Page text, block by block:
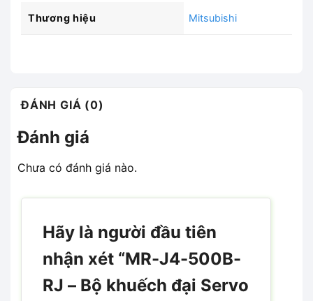
Thương hiệu Mitsubishi
ĐÁNH GIÁ (0)
Đánh giá
Chưa có đánh giá nào.
Hãy là người đầu tiên
nhận xét “MR-J4-500B-
RJ – Bộ khuếch đại Servo